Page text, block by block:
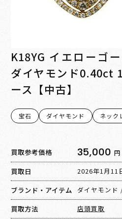
K18YG イエローゴ
ダイヤモンド0.40ct
ース【中古】
宝石 ダイヤモンド ネック
買取参考価格 35,000 円
買取日 2026年1月11
ブランド・アイテム ダイヤモンド
買取方法 店頭買取